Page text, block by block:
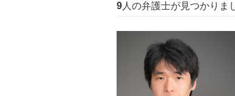
9 人の弁護士が見つかりま